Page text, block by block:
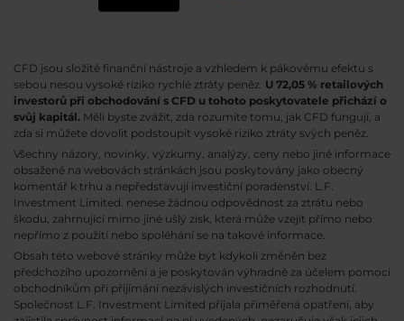
CFD jsou složité finanční nástroje a vzhledem k pákovému efektu s
sebou nesou vysoké riziko rychlé ztráty peněz. U 72,05 % retailových
investorů při obchodování s CFD u tohoto poskytovatele přichází o
svůj kapitál. Měli byste zvážit, zda rozumíte tomu, jak CFD fungují, a
zda si můžete dovolit podstoupit vysoké riziko ztráty svých peněz.
Všechny názory, novinky, výzkumy, analýzy, ceny nebo jiné informace
obsažené na webovách stránkách jsou poskytovány jako obecný
komentář k trhu a nepředstavují investiční poradenství. L.F.
Investment Limited. nenese žádnou odpovědnost za ztrátu nebo
škodu, zahrnující mimo jiné ušlý zisk, která může vzejít přímo nebo
nepřímo z použití nebo spoléhání se na takové informace.
Obsah této webové stránky může být kdykoli změněn bez
předchozího upozornění a je poskytován výhradně za účelem pomoci
obchodníkům při přijímání nezávislých investičních rozhodnutí.
Společnost L.F. Investment Limited přijala přiměřená opatření, aby